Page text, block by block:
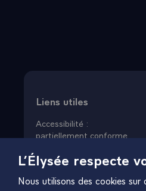
Liens utiles
Accessibilité :
partiellement conforme
Mentions légales
Gestion des cookies
L’Élysée respecte
Nous utilisons des cookies